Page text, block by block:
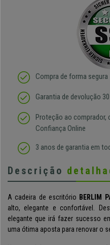
Compra de forma segura
Garantia de devolução
Proteção ao comprador,
Confiança Online
3 anos de garantia em
Descrição
A cadeira de escritório BERLIM
alto, elegante e confortável.
elegante que irá fazer sucesso
uma ótima aposta para renovar o